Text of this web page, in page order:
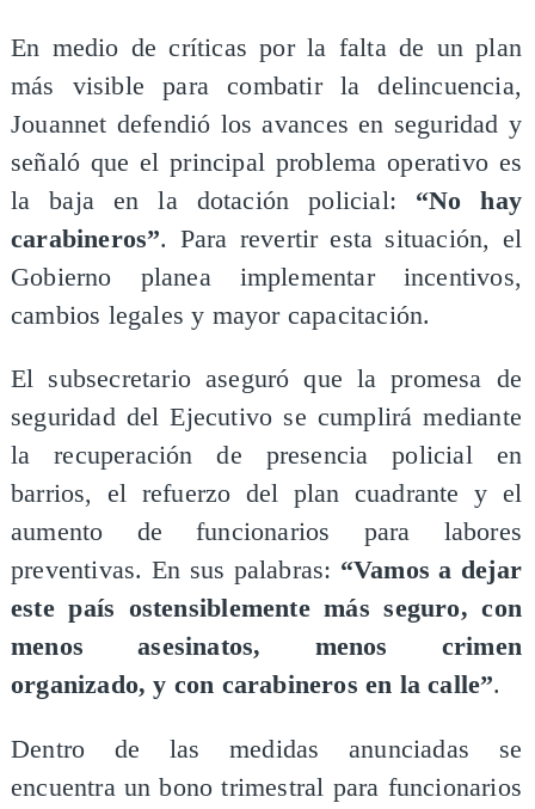
En medio de críticas por la falta de un plan
más visible para combatir la delincuencia,
Jouannet defendió los avances en seguridad y
señaló que el principal problema operativo es
la baja en la dotación policial: “No hay
carabineros”. Para revertir esta situación, el
Gobierno planea implementar incentivos,
cambios legales y mayor capacitación.
El subsecretario aseguró que la promesa de
seguridad del Ejecutivo se cumplirá mediante
la recuperación de presencia policial en
barrios, el refuerzo del plan cuadrante y el
aumento de funcionarios para labores
preventivas. En sus palabras: “Vamos a dejar
este país ostensiblemente más seguro, con
menos asesinatos, menos crimen
organizado, y con carabineros en la calle”.
Dentro de las medidas anunciadas se
encuentra un bono trimestral para funcionarios